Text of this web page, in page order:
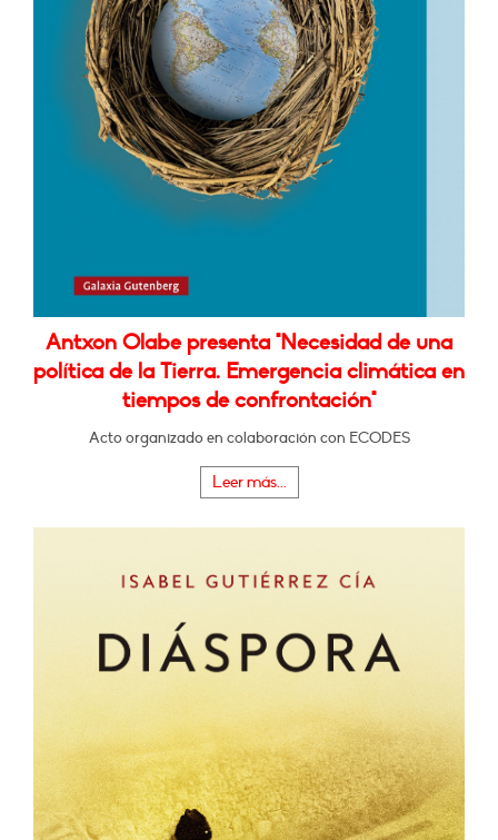
Antxon Olabe presenta "Necesidad de una
política de la Tierra. Emergencia climática en
tiempos de confrontación"
Acto organizado en colaboración con ECODES
Leer más...